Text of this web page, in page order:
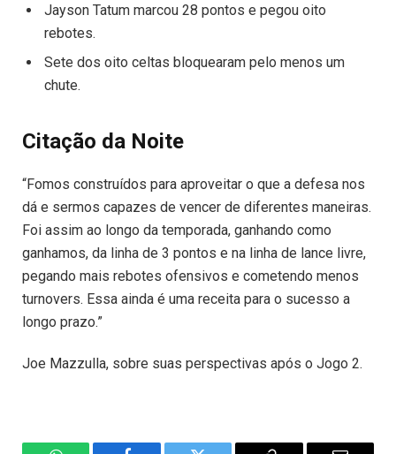
Jayson Tatum marcou 28 pontos e pegou oito
rebotes.
Sete dos oito celtas bloquearam pelo menos um
chute.
Citação da Noite
“Fomos construídos para aproveitar o que a defesa nos
dá e sermos capazes de vencer de diferentes maneiras.
Foi assim ao longo da temporada, ganhando como
ganhamos, da linha de 3 pontos e na linha de lance livre,
pegando mais rebotes ofensivos e cometendo menos
turnovers. Essa ainda é uma receita para o sucesso a
longo prazo.”
Joe Mazzulla, sobre suas perspectivas após o Jogo 2.